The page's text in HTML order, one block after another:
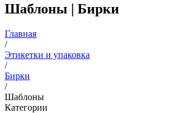
Шаблоны | Бирки
Главная
/
Этикетки и упаковка
/
Бирки
/
Шаблоны
Категории